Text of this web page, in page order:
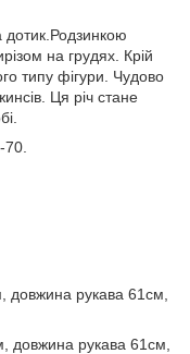
дотик.Родзинкою
на грудях. Крій
типу фігури. Чудово
Ця річ стане
рукава 61см,
рукава 61см,